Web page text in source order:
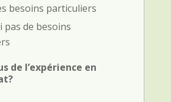
besoins particuliers
pas de besoins
de l’expérience en